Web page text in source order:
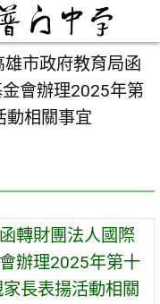
雄市政府教育局函
會辦理2025年第
動相關事宜
轉財團法人國際
辦理2025年第十
長表揚活動相關